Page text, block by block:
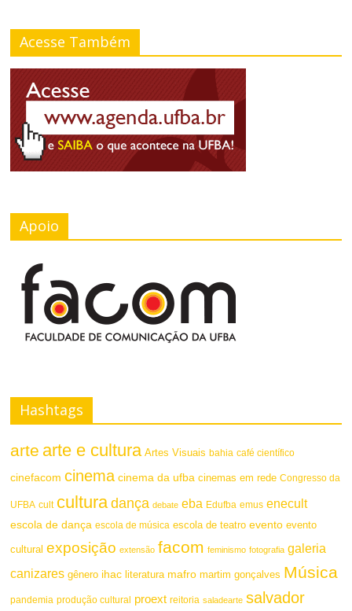
t
o
o
r
m
n
h
e
Acesse Também
Apoio
Hashtags
arte arte e cultura Artes Visuais bahia café científico
cinefacom cinema cinema da ufba cinemas em rede Congresso da
UFBA cult cultura dança debate eba Edufba emus enecult
escola de dança escola de música escola de teatro evento evento
cultural exposição extensão facom feminismo fotografia galeria
canizares gênero ihac literatura mafro martim gonçalves Música
pandemia produção cultural proext reitoria saladearte salvador